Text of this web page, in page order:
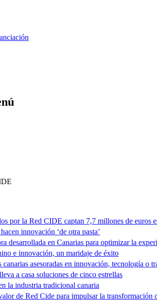
por la Red CIDE captan 7,7 millones de euros
innovación ‘de otra pasta’
desarrollada en Canarias para optimizar la
e innovación, un maridaje de éxito
canarias asesoradas en innovación, tecnología o
a casa soluciones de cinco estrellas
la industria tradicional canaria
de Red Cide para impulsar la transformación